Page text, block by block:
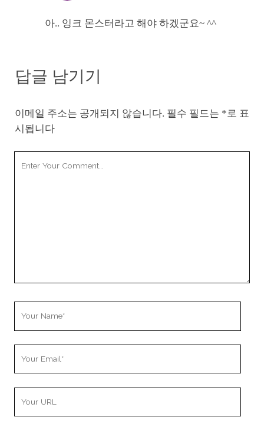
아.. 잉크 몬스터라고 해야 하겠군요~ ^^
답글 남기기
이메일 주소는 공개되지 않습니다. 필수 필드는 *로 표
시됩니다